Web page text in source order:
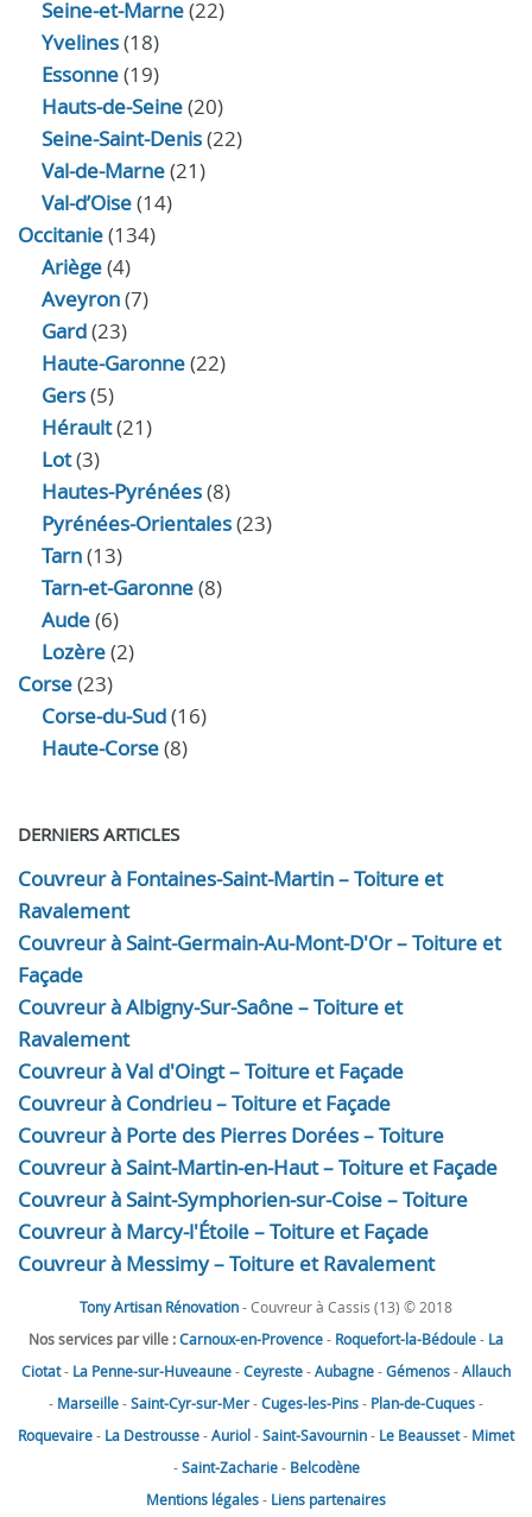
Seine-et-Marne(22)
Yvelines(18)
Essonne(19)
Hauts-de-Seine(20)
Seine-Saint-Denis(22)
Val-de-Marne(21)
Val-d’Oise(14)
Occitanie(134)
Ariège(4)
Aveyron(7)
Gard(23)
Haute-Garonne(22)
Gers(5)
Hérault(21)
Lot(3)
Hautes-Pyrénées(8)
Pyrénées-Orientales(23)
Tarn(13)
Tarn-et-Garonne(8)
Aude(6)
Lozère(2)
Corse(23)
Corse-du-Sud(16)
Haute-Corse(8)
DERNIERS ARTICLES
Couvreur à Fontaines-Saint-Martin – Toiture et
Ravalement
Couvreur à Saint-Germain-Au-Mont-D'Or – Toiture et
Façade
Couvreur à Albigny-Sur-Saône – Toiture et
Ravalement
Couvreur à Val d'Oingt – Toiture et Façade
Couvreur à Condrieu – Toiture et Façade
Couvreur à Porte des Pierres Dorées – Toiture
Couvreur à Saint-Martin-en-Haut – Toiture et Façade
Couvreur à Saint-Symphorien-sur-Coise – Toiture
Couvreur à Marcy-l'Étoile – Toiture et Façade
Couvreur à Messimy – Toiture et Ravalement
Tony Artisan Rénovation- Couvreur à Cassis (13) © 2018
Nos services par ville :Carnoux-en-Provence- Roquefort-la-Bédoule- La
Ciotat- La Penne-sur-Huveaune-Ceyreste-Aubagne-Gémenos-Allauch
- Marseille-Saint-Cyr-sur-Mer-Cuges-les-Pins- Plan-de-Cuques-
Roquevaire- La Destrousse-Auriol-Saint-Savournin- Le Beausset- Mimet
-Saint-Zacharie- Belcodène
Mentions légales- Liens partenaires